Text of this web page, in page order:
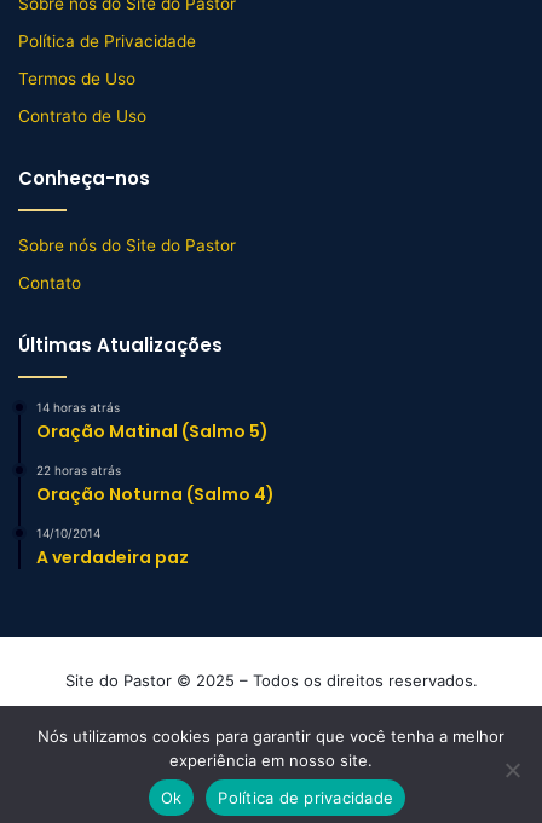
Política de Privacidade
Termos de Uso
Contrato de Uso
Conheça-nos
Sobre nós do Site do Pastor
Contato
Últimas Atualizações
14 horas atrás
Oração Matinal (Salmo 5)
22 horas atrás
Oração Noturna (Salmo 4)
14/10/2014
A verdadeira paz
Site do Pastor © 2025 – Todos os direitos reservados.
FacebookYouTubeInstagram
TikTokWhatsApp
Nós utilizamos cookies para garantir que você tenha a melhor
experiência em nosso site.
Ok
Política de privacidade